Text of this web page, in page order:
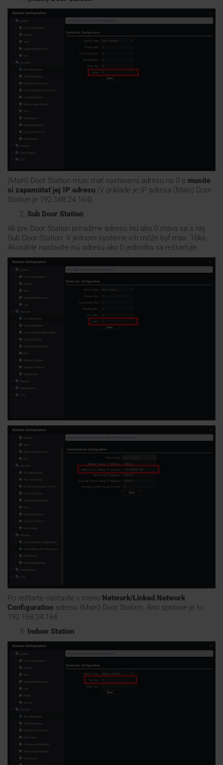
(Main) Door Station musí mať nastavenú adresu na 0 a musíte
si zapamätať jej IP adresu (V príklade je IP adresa (Main) Door
Station je 192.168.24.164).
Sub Door Station
Ak pre Door Station priradíme adresu inú ako 0 stáva sa s nej
Sub Door Station. V jednom systéme ich môže byť max. 16ks.
Akonáhle nastavíte inú adresu ako 0 jednotka sa reštartuje.
Po reštarte nastavte v menu Network/Linked Network
Configuration adresu (Main) Door Station. Áno správne je to
192.168.24.164
Indoor Station